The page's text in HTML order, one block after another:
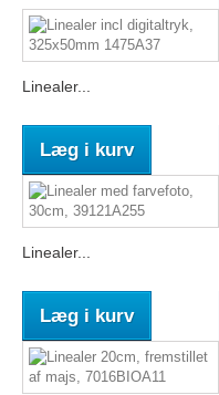
Linealer...
Læg i kurv
Linealer...
Læg i kurv